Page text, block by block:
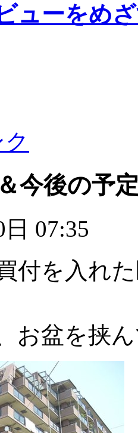
ューをめ
今後の予
07:35
付を入れ
お盆を挟